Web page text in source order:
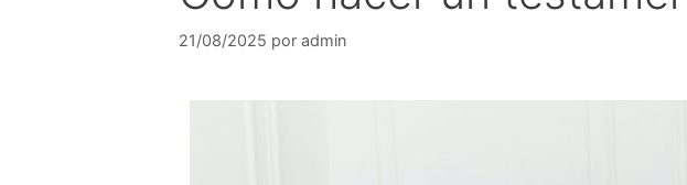
21/08/2025 por admin